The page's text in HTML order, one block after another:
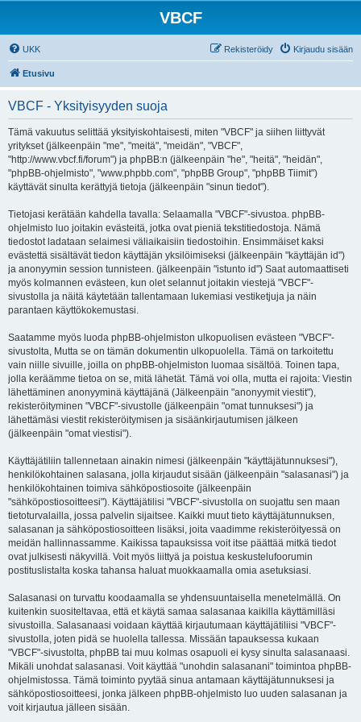
VBCF
UKK Kirjaudu sisään
Rekisteröidy
Etusivu
VBCF - Yksityisyyden suoja
Tämä vakuutus selittää yksityiskohtaisesti, miten "VBCF" ja siihen liittyvät
yritykset (jälkeenpäin "me", "meitä", "meidän", "VBCF",
"http://www.vbcf.fi/forum") ja phpBB:n (jälkeenpäin "he", "heitä", "heidän",
"phpBB-ohjelmisto", "www.phpbb.com", "phpBB Group", "phpBB Tiimit")
käyttävät sinulta kerättyjä tietoja (jälkeenpäin "sinun tiedot").
Tietojasi kerätään kahdella tavalla: Selaamalla "VBCF"-sivustoa. phpBB-
ohjelmisto luo joitakin evästeitä, jotka ovat pieniä tekstitiedostoja. Nämä
tiedostot ladataan selaimesi väliaikaisiin tiedostoihin. Ensimmäiset kaksi
evästettä sisältävät tiedon käyttäjän yksilöimiseksi (jälkeenpäin "käyttäjän id")
ja anonyymin session tunnisteen. (jälkeenpäin "istunto id") Saat automaattiseti
myös kolmannen evästeen, kun olet selannut joitakin viestejä "VBCF"-
sivustolla ja näitä käytetään tallentamaan lukemiasi vestiketjuja ja näin
parantaen käyttökokemustasi.
Saatamme myös luoda phpBB-ohjelmiston ulkopuolisen evästeen "VBCF"-
sivustolta, Mutta se on tämän dokumentin ulkopuolella. Tämä on tarkoitettu
vain niille sivuille, joilla on phpBB-ohjelmiston luomaa sisältöä. Toinen tapa,
jolla keräämme tietoa on se, mitä lähetät. Tämä voi olla, mutta ei rajoita: Viestin
lähettäminen anonyyminä käyttäjänä (Jälkeenpäin "anonyymit viestit"),
rekisteröityminen "VBCF"-sivustolle (jälkeenpäin "omat tunnuksesi") ja
lähettämäsi viestit rekisteröitymisen ja sisäänkirjautumisen jälkeen
(jälkeenpäin "omat viestisi").
Käyttäjätiliin tallennetaan ainakin nimesi (jälkeenpäin "käyttäjätunnuksesi"),
henkilökohtainen salasana, jolla kirjaudut sisään (jälkeenpäin "salasanasi") ja
henkilökohtainen toimiva sähköpostiosoite (jälkeenpäin
"sähköpostiosoitteesi"). Käyttäjätilisi "VBCF"-sivustolla on suojattu sen maan
tietoturvalailla, jossa palvelin sijaitsee. Kaikki muut tieto käyttäjätunnuksen,
salasanan ja sähköpostiosoitteen lisäksi, joita vaadimme rekisteröityessä on
meidän hallinnassamme. Kaikissa tapauksissa voit itse päättää mitkä tiedot
ovat julkisesti näkyvillä. Voit myös liittyä ja poistua keskustelufoorumin
postituslistalta koska tahansa haluat muokkaamalla omia asetuksiasi.
Salasanasi on turvattu koodaamalla se yhdensuuntaisella menetelmällä. On
kuitenkin suositeltavaa, että et käytä samaa salasanaa kaikilla käyttämilläsi
sivustoilla. Salasanaasi voidaan käyttää kirjautumaan käyttäjätiliisi "VBCF"-
sivustolla, joten pidä se huolella tallessa. Missään tapauksessa kukaan
"VBCF"-sivustolta, phpBB tai muu kolmas osapuoli ei kysy sinulta salasanaasi.
Mikäli unohdat salasanasi. Voit käyttää "unohdin salasanani" toimintoa phpBB-
ohjelmistossa. Tämä toiminto pyytää sinua antamaan käyttäjätunnuksesi ja
sähköpostiosoitteesi, jonka jälkeen phpBB-ohjelmisto luo uuden salasanan ja
voit kirjautua jälleen sisään.